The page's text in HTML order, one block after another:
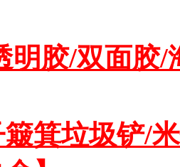
明胶/双面胶
簸箕垃圾铲/